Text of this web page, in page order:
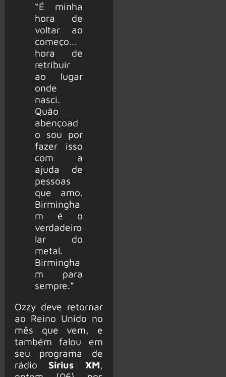
“É minha
hora de
voltar ao
começo…
hora de
retribuir
ao lugar
onde
nasci.
Quão
abençoad
o sou por
fazer isso
com a
ajuda de
pessoas
que amo.
Birmingha
m é o
verdadeiro
lar do
metal.
Birmingha
m para
sempre.”
Ozzy deve retornar
ao Reino Unido no
mês que vem, e
também falou em
seu programa de
rádio Sirius XM,